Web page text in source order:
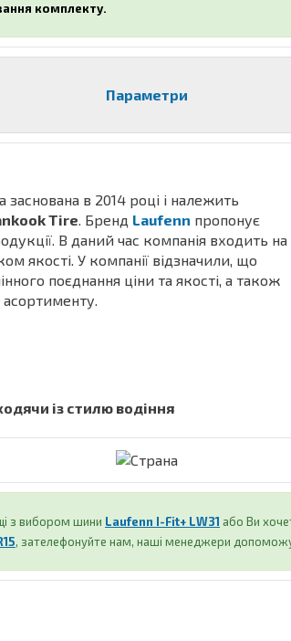
комплекту.
Параметри
заснована в 2014 році і належить
Tire. Бренд Laufenn пропонує
В даний час компанія входить на
якості. У компанії відзначили, що
поєднання ціни та якості, а також
із стилю водіння
з вибором шини Laufenn I-Fit+ LW31 або Ви
, зателефонуйте нам, наші менеджери